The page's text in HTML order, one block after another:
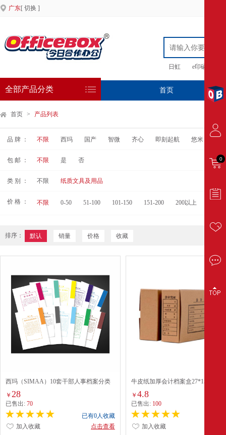
广东[ 切换 ]
日虹 e印硒鼓
全部产品分类 首页 专
首页 > 产品列表
品 牌 ： 不限 西玛 国产 智微 齐心 即刻起航 悠米
包 邮 ： 不限 是 否
类 别 ： 不限 纸质文具及用品
价 格 ： 不限 0-50 51-100 101-150 151-200 200以上
排序： 默认 销量 价格 收藏
西玛（SIMAA）10套干部人事档案分类
纸 1-10类/套（6586）
￥ 28
已售出: 70
已有0人收藏
点击查看
加入收藏
牛皮纸加厚会计档案盒27*15*5cm
￥4.8
已售出: 100
加入收藏
0